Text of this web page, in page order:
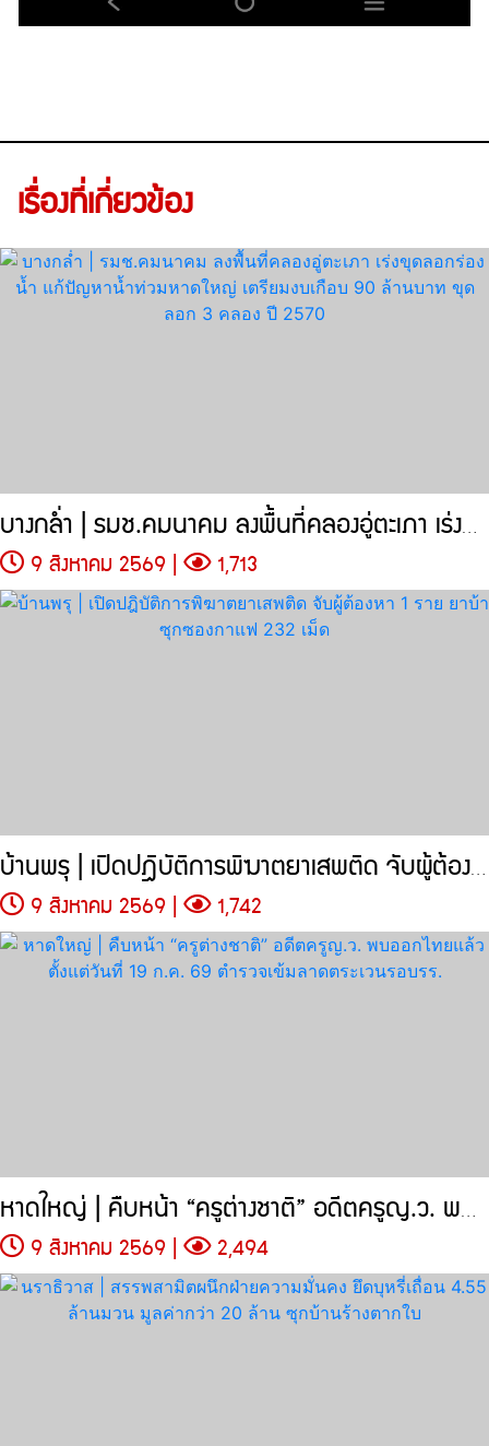
เรื่องที่เกี่ยวข้อง
บางกล่ำ | รมช.คมนาคม ลงพื้นที่คลองอู่ตะเภา เร่งขุดลอกร่องน้ำ
9 สิงหาคม 2569 | 1,713
บ้านพรุ | เปิดปฎิบัติการพิฆาตยาเสพติด จับผู้ต้องหา 1 ราย
9 สิงหาคม 2569 | 1,742
หาดใหญ่ | คืบหน้า “ครูต่างชาติ” อดีตครูญ.ว. พบออกไทยแล้วตั้งแต่วันที่
9 สิงหาคม 2569 | 2,494